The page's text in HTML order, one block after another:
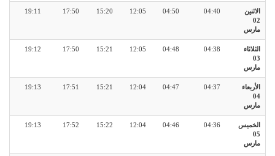
الاثنين
02
مارس
04:40
04:50
12:05
15:20
17:50
19:11
الثلاثاء
03
مارس
04:38
04:48
12:05
15:21
17:50
19:12
الأربعاء
04
مارس
04:37
04:47
12:04
15:21
17:51
19:13
الخميس
05
مارس
04:36
04:46
12:04
15:22
17:52
19:13